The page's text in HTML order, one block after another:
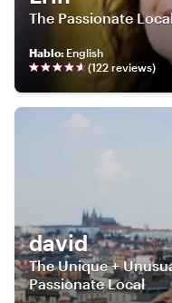
The Passionate
Hablo: English
(122 reviews)
david
The Unique +
Passionate Local